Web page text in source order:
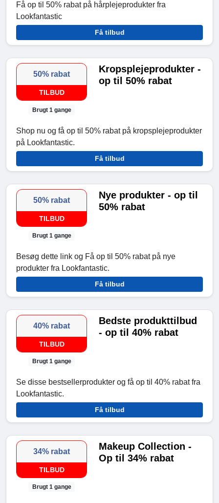
Få op til 50% rabat på hårplejeprodukter fra
Lookfantastic
Få tilbud
50% rabat
TILBUD
Brugt 1 gange
Kropsplejeprodukter -
op til 50% rabat
Shop nu og få op til 50% rabat på kropsplejeprodukter
på Lookfantastic.
Få tilbud
50% rabat
TILBUD
Brugt 1 gange
Nye produkter - op til
50% rabat
Besøg dette link og Få op til 50% rabat på nye
produkter fra Lookfantastic.
Få tilbud
40% rabat
TILBUD
Brugt 1 gange
Bedste produkttilbud
- op til 40% rabat
Se disse bestsellerprodukter og få op til 40% rabat fra
Lookfantastic.
Få tilbud
34% rabat
TILBUD
Brugt 1 gange
Makeup Collection -
Op til 34% rabat